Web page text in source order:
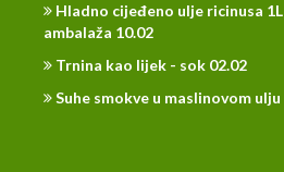
Hladno cijeđeno ulje ricinusa
ambalaža 10.02
Trnina kao lijek - sok 02.02
Suhe smokve u maslinovom